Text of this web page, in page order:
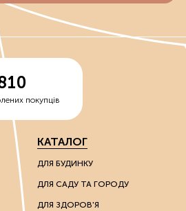
покупців
КАТАЛОГ
ДЛЯ БУДИНКУ
ДЛЯ САДУ ТА ГОРОДУ
ДЛЯ ЗДОРОВ'Я